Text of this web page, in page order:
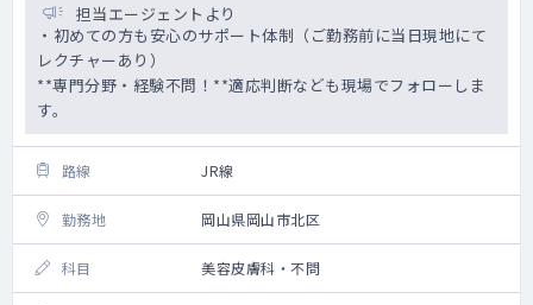
担当エージェントより
・初めての方も安心のサポート体制（ご勤務前に当日現地にて
レクチャーあり）
**専門分野・経験不問！**適応判断なども現場でフォローしま
す。
路線 JR線
勤務地 岡山県岡山市北区
科目 美容皮膚科・不問